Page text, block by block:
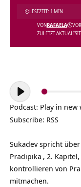
ZULETZT
VONRAFAELA
LESEZEIT: 1 MIN
Audio-
Player
Podcast: Play in new
Subscribe: RSS
Sukadev spricht
Pradipika , 2.
kontrollieren von
mitmachen.